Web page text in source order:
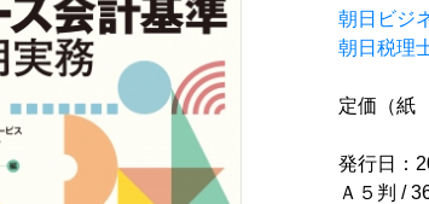
朝日ビジ
朝日税理
定価（紙
発行日：
Ａ５判 /